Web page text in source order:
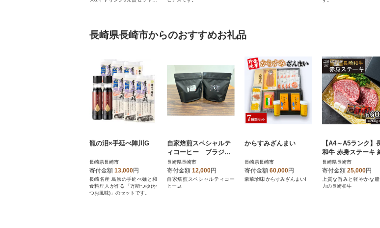
長崎県長崎市からのおすすめお礼品
龍の泪×手延べ陣川G
長崎県長崎市
寄付金額 13,000円
長崎名産 島原の手延べ麺と和
食料理人が作る「万能つゆ(か
つお風味)」のセットです。
自家焙煎スペシャルテ
ィコーヒー ブラジ
ル・エロスとコロンビ
ア・ジョーカーのセッ
ト
長崎県長崎市
寄付金額 12,000円
自家焙煎スペシャルティコー
ヒー豆
からすみざんまい
長崎県長崎市
寄付金額 60,000円
豪華珍味!からすみざんまい!
【A4～A5ランク】
和牛 赤身ステーキ
00g×3枚 計約600g(長
崎市)
長崎県長崎市
寄付金額 25,000円
上質な旨みと軽やかな
力の長崎和牛